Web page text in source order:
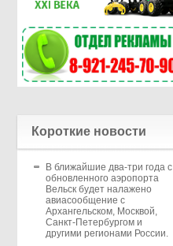
Короткие новости
В ближайшие два-три года с
обновленного аэропорта
Вельск будет налажено
авиасообщение с
Архангельском, Москвой,
Санкт-Петербургом и
другими регионами России.